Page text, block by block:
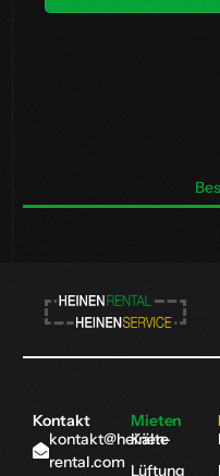
Kontakt
kontakt@heinen-
rental.com
Mieten
Kälte
Lüftung